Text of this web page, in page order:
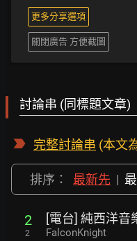
更多分享選項
關閉廣告 方便截圖
討論串 (同標題文章)
完整討論串 (本文
排序： 最新先 |
2
2
[電台] 純西洋音
FalconKnight